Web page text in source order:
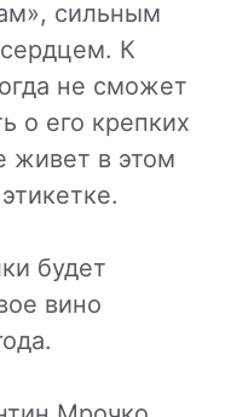
сильным
К
не сможет
о его крепких
живет в этом
будет
вино